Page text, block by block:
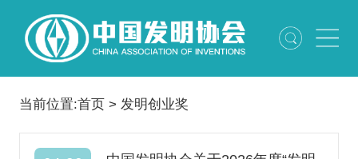
当前位置:首页 > 发明创业奖